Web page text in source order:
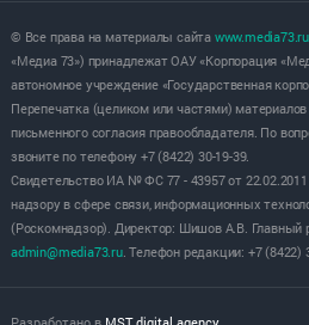
© Все права на материалы сайта www.media73.ru
«Медиа 73») принадлежат ОАУ «Корпорация
автономное учреждение «Государственная
Перепечатка (целиком или частями)
письменного согласия правообладателя. По
звоните по телефону +7 (8422) 30-19-39.
Свидетельство ИА № ФС 77 - 43957 от
надзору в сфере связи, информационных
(Роскомнадзор). Директор: Шишов А.В. Главный
admin@media73.ru. Телефон редакции: +7 (8422)